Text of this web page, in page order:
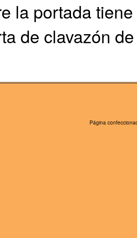
la portada
de clavazón
Página